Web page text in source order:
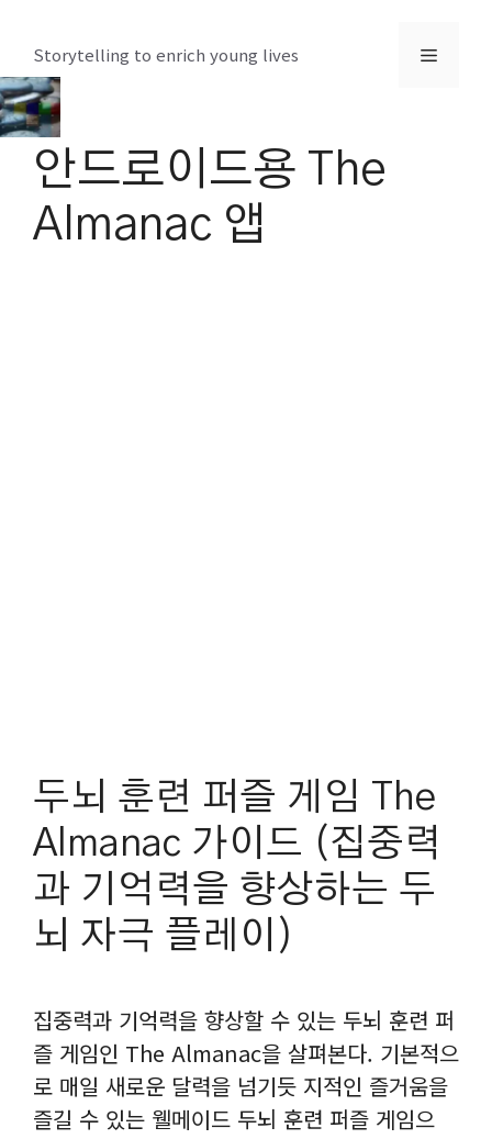
츠
로
건
Storytelling to enrich young lives 메
안드로이드용 The
Almanac 앱
두뇌 훈련 퍼즐 게임 The
Almanac 가이드 (집중력
과 기억력을 향상하는 두
뇌 자극 플레이)
집중력과 기억력을 향상할 수 있는 두뇌 훈련 퍼
즐 게임인 The Almanac을 살펴본다. 기본적으
로 매일 새로운 달력을 넘기듯 지적인 즐거움을
즐길 수 있는 웰메이드 두뇌 훈련 퍼즐 게임으